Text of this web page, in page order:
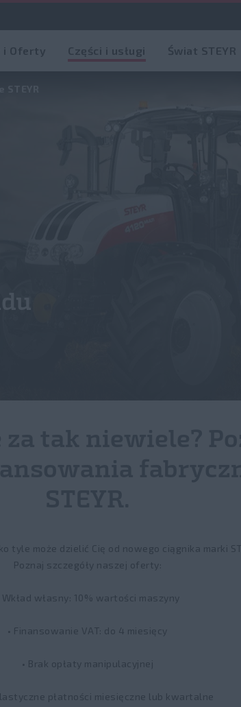
i Oferty Części i usługi Świat STEYR
tyle może dzielić Cię od nowego ciągnika marki
Poznaj szczegóły naszej oferty:
Wkład własny: 10% wartości maszyny
• Finansowanie VAT: do 4 miesięcy
• Brak opłaty manipulacyjnej
płatności miesięczne lub kwartalne